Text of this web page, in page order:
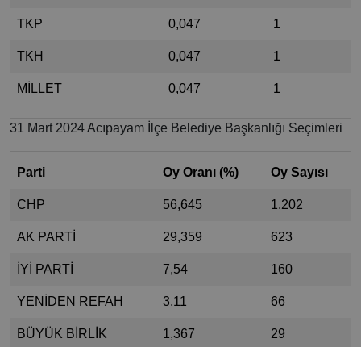
TKP 0,047 1
TKH 0,047 1
MİLLET 0,047 1
31 Mart 2024 Acıpayam İlçe Belediye Başkanlığı Seçimleri
Parti Oy Oranı (%) Oy Sayısı
CHP 56,645 1.202
AK PARTİ 29,359 623
İYİ PARTİ 7,54 160
YENİDEN REFAH 3,11 66
BÜYÜK BİRLİK 1,367 29